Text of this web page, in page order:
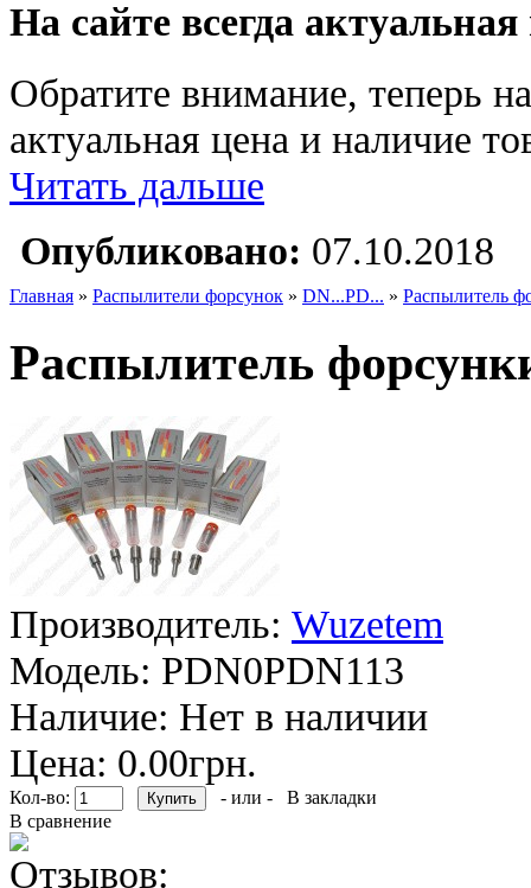
На сайте всегда
Обратите внимание, теперь
актуальная цена и наличие
Читать дальше
Опубликовано: 07.10.2018
Главная » Распылители форсунок » DN...PD... » Распылитель
Распылитель
Производитель: Wuzetem
Модель: PDN0PDN113
Наличие: Нет в наличии
Цена: 0.00грн.
Кол-во: - или -
В закладки
В сравнение